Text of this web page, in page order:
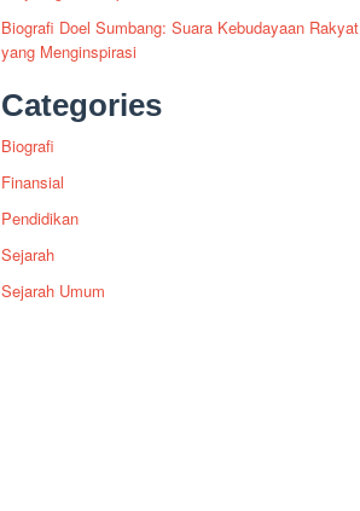
Biografi Doel Sumbang: Suara Kebudayaan Rakyat
yang Menginspirasi
Categories
Biografi
Finansial
Pendidikan
Sejarah
Sejarah Umum